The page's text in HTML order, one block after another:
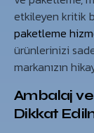
etkileyen kritik
paketleme
ürünlerinizi
markanızın
Ambalaj
Dikkat